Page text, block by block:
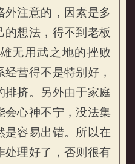
势
外注意的，因素是多
的想法，得不到老板
无用武之地的挫败
营得不是特别好，
排挤。另外由于家庭
会心神不宁，没法集
是容易出错。所以在
处理好了，否则很有